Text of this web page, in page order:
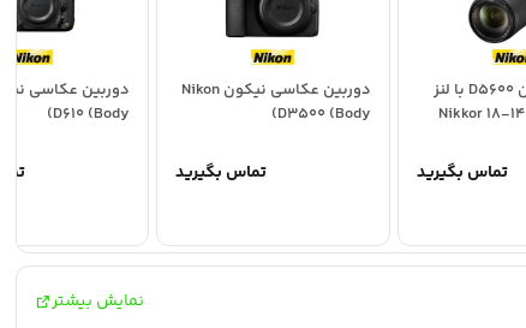
دوربین نیکون D5600 با لنز
Nikkor 18-
تماس بگیرید
دوربین عکاسی نیکون Nikon
D3500 (Body)
تماس بگیرید
D610 (Body)
نمایش بیشتر